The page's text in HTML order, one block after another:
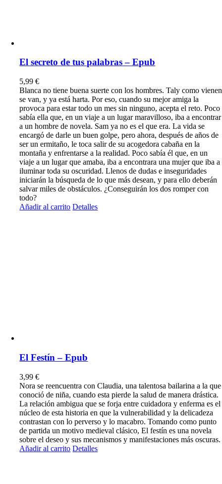
El secreto de tus palabras – Epub
5,99€
Blanca no tiene buena suerte con los hombres. Taly como vienen
se van, y ya está harta. Por eso, cuando su mejor amiga la
provoca para estar todo un mes sin ninguno, acepta el reto. Poco
sabía ella que, en un viaje a un lugar maravilloso, iba a encontrar
a un hombre de novela. Sam ya no es el que era. La vida se
encargó de darle un buen golpe, pero ahora, después de años de
ser un ermitaño, le toca salir de su acogedora cabaña en la
montaña y enfrentarse a la realidad. Poco sabía él que, en un
viaje a un lugar que amaba, iba a encontrara una mujer que iba a
iluminar toda su oscuridad. Llenos de dudas e inseguridades
iniciarán la búsqueda de lo que más desean, y para ello deberán
salvar miles de obstáculos. ¿Conseguirán los dos romper con
todo?
Añadir al carrito Detalles
El Festín – Epub
3,99€
Nora se reencuentra con Claudia, una talentosa bailarina a la que
conoció de niña, cuando esta pierde la salud de manera drástica.
La relación ambigua que se forja entre cuidadora y enferma es el
núcleo de esta historia en que la vulnerabilidad y la delicadeza
contrastan con lo perverso y lo macabro. Tomando como punto
de partida un motivo medieval clásico, El festín es una novela
sobre el deseo y sus mecanismos y manifestaciones más oscuras.
Añadir al carrito Detalles